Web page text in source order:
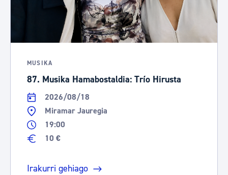
MUSIKA
87. Musika Hamabostaldia: Trío Hirusta
2026/08/18
Miramar Jauregia
19:00
10 €
Irakurri gehiago